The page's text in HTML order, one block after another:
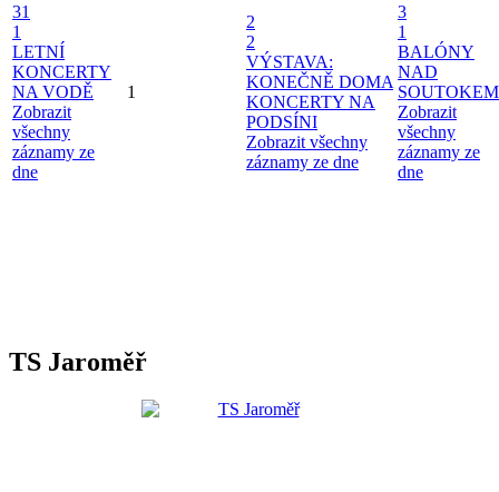
31
1
LETNÍ
KONCERTY
NA VODĚ
Zobrazit
všechny
záznamy ze
dne
1
2
2
VÝSTAVA:
KONEČNĚ DOMA
KONCERTY NA
PODSÍNI
Zobrazit všechny
záznamy ze dne
3
1
BALÓNY
NAD
SOUTOKEM
Zobrazit
všechny
záznamy ze
dne
TS Jaroměř